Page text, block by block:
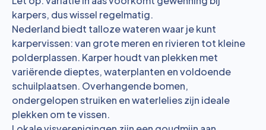
karpers, dus wissel regelmatig.
Nederland biedt talloze wateren waar je kunt
karpervissen: van grote meren en rivieren tot kleine
polderplassen. Karper houdt van plekken met
variërende dieptes, waterplanten en voldoende
schuilplaatsen. Overhangende bomen,
ondergelopen struiken en waterlelies zijn ideale
plekken om te vissen.